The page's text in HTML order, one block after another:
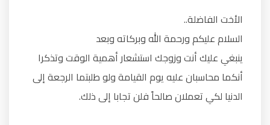
الأخت الفاضلة..
السلام عليكم ورحمة الله وبركاته وبعد
ينبغي عليك أنت وزوجك استشعار أهمية الوقت وتذكرا
أنكما محاسبان عليه يوم القيامة ولو طلبتما الرجعة إلى
الدنيا لكي تعملان صالحاً فلن تجابا إلى ذلك.